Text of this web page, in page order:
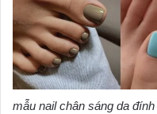
mẫu nail chân sáng da